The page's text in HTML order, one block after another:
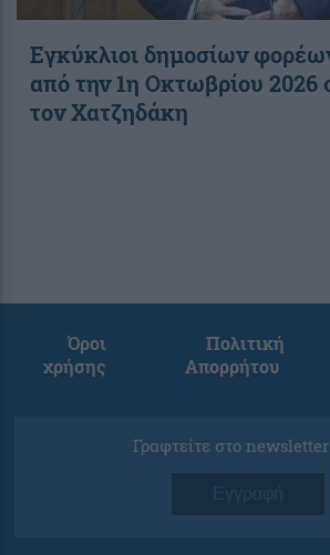
Εγκύκλιοι δημοσίων
από την 1η Οκτωβρίου
τον Χατζηδάκη
Όροι
χρήσης
Πολιτική
Απορρήτου
Γραφτείτε στο
Εγγραφή